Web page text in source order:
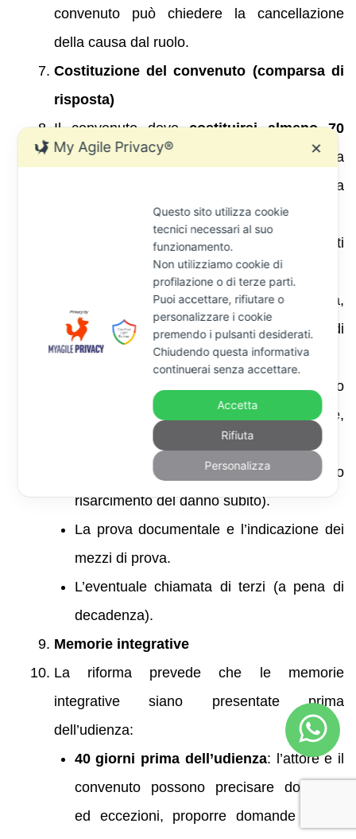
convenuto può chiedere la cancellazione
della causa dal ruolo.
Costituzione del convenuto (comparsa di
risposta)
Il convenuto devecostituirsi almeno 70
giorni prima dell’udienza
depositando la
comparsa di risposta e la procura alle liti . La
comparsa deve contenere:
Le difese rispetto ai fatti esposti
Le eccezioni processuali (incompetenza,
nullità della citazione, carenza di
legittimazione).
Le eccezioni di merito (inadempimento
dell’attore, pagamento, novazione,
transazione).
Le domande riconvenzionali (ad esempio
risarcimento del danno subito).
La prova documentale e l’indicazione dei
mezzi di prova.
L’eventuale chiamata di terzi (a pena di
decadenza).
Memorie integrative
La riforma prevede che le memorie
integrative siano presentate prima
dell’udienza:
40 giorni prima dell’udienza: l’attore e il
convenuto possono precisare domande
ed eccezioni, proporre domande nuove
My Agile Privacy® ✕
Questo sito utilizza cookie
tecnici necessari al suo
funzionamento.
Non utilizziamo cookie di
profilazione o di terze parti.
Puoi accettare, rifiutare o
personalizzare i cookie
premendo i pulsanti desiderati.
Chiudendo questa informativa
continuerai senza accettare.
Accetta
Rifiuta
Personalizza